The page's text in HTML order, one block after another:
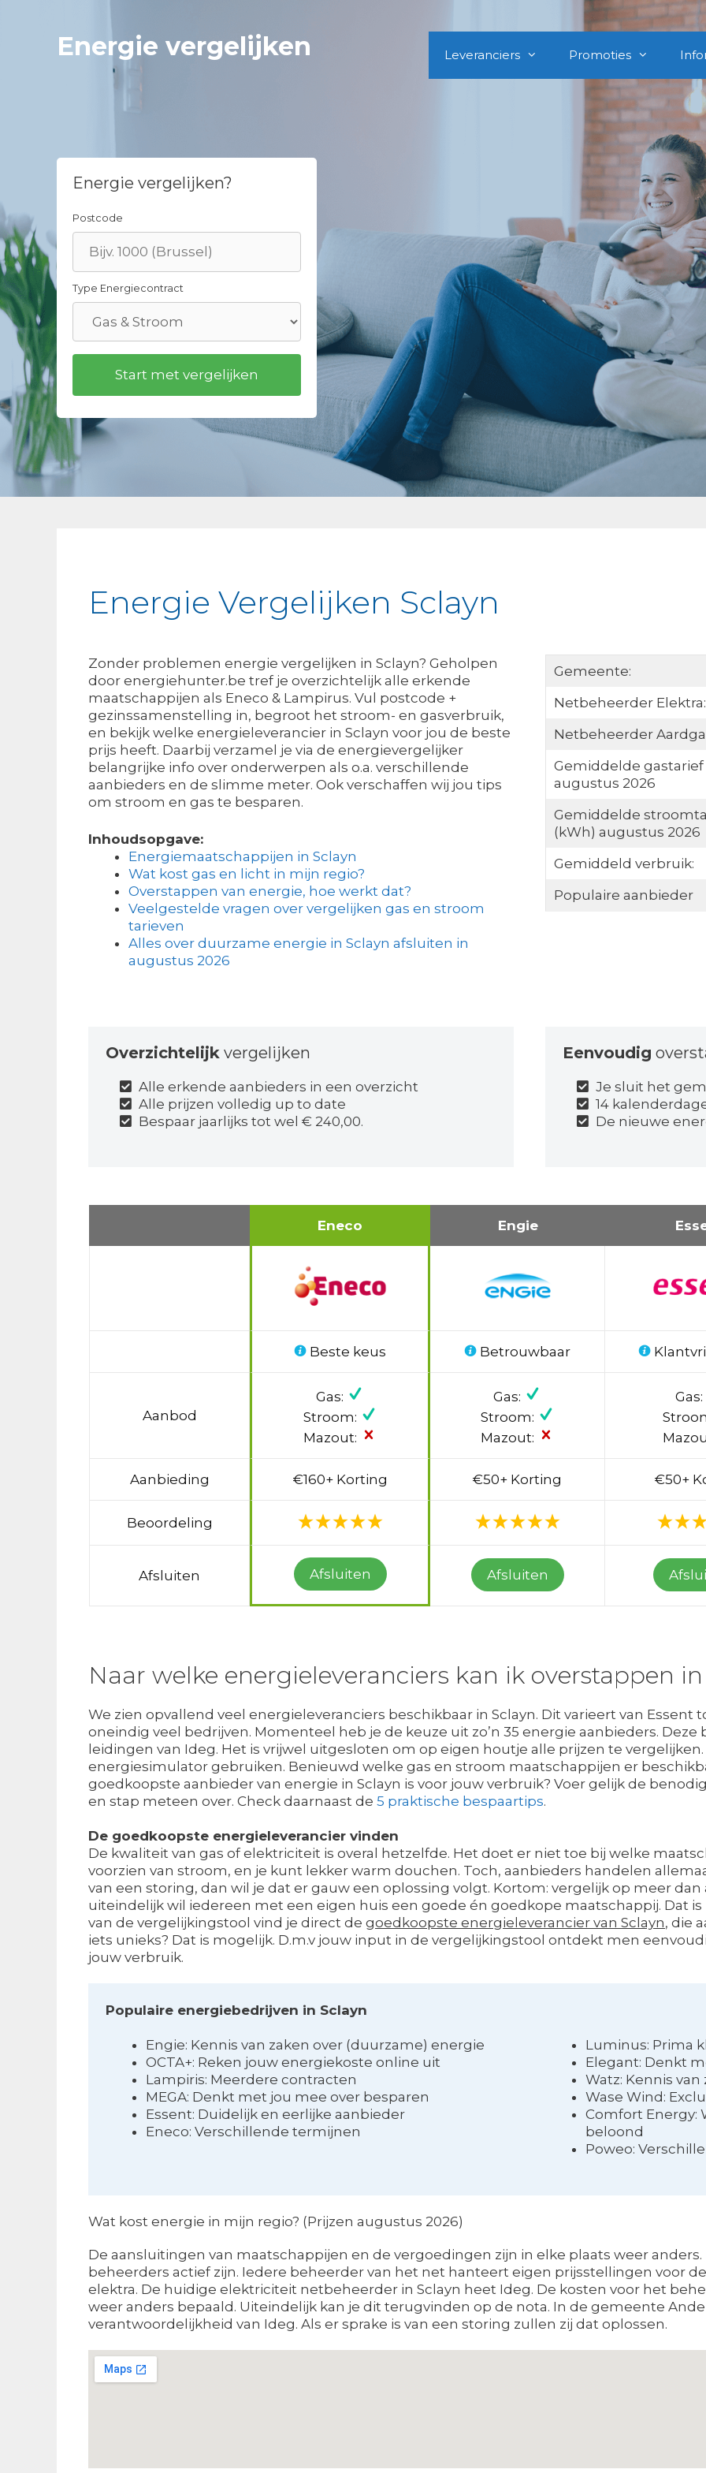
Energie vergelijken Leveranciers Promoties
Energie vergelijken?
Postcode
Type Energiecontract
Energie Vergelijken Sclayn
Zonder problemen energie vergelijken in Sclayn? Geholpen
door energiehunter.be tref je overzichtelijk alle erkende
maatschappijen als Eneco & Lampirus. Vul postcode +
gezinssamenstelling in, begroot het stroom- en gasverbruik,
en bekijk welke energieleverancier in Sclayn voor jou de beste
prijs heeft. Daarbij verzamel je via de energievergelijker
belangrijke info over onderwerpen als o.a. verschillende
aanbieders en de slimme meter. Ook verschaffen wij jou tips
om stroom en gas te besparen.
Inhoudsopgave:
Energiemaatschappijen in Sclayn
Wat kost gas en licht in mijn regio?
Overstappen van energie, hoe werkt dat?
Veelgestelde vragen over vergelijken gas en stroom
tarieven
Alles over duurzame energie in Sclayn afsluiten in
augustus 2026
Gemeente:
Netbeheerder Elektra:
Netbeheerder
Gemiddelde gastarief
augustus 2026
Gemiddelde
(kWh) augustus 2026
Gemiddeld verbruik:
Populaire aanbieder
Overzichtelijkvergelijken
Alle erkende aanbieders in een overzicht
Alle prijzen volledig up to date
Bespaar jaarlijks tot wel € 240,00.
Eenvoudig
Je sluit het
14
De nieuwe
Eneco Engie
Beste keus Betrouwbaar
Aanbod
Gas:
Stroom:
Mazout:
Gas:
Stroom:
Mazout:
Gas:
Aanbieding €160+ Korting €50+ Korting €50+
Beoordeling
Afsluiten Afsluiten Afsluiten
Naar welke energieleveranciers kan ik overstappen in
We zien opvallend veel energieleveranciers beschikbaar in Sclayn. Dit varieert van
oneindig veel bedrijven. Momenteel heb je de keuze uit zo’n 35 energie aanbieders.
leidingen van Ideg. Het is vrijwel uitgesloten om op eigen houtje alle prijzen te
energiesimulator gebruiken. Benieuwd welke gas en stroom maatschappijen er
goedkoopste aanbieder van energie in Sclayn is voor jouw verbruik? Voer gelijk de
en stap meteen over. Check daarnaast de 5 praktische bespaartips.
De goedkoopste energieleverancier vinden
De kwaliteit van gas of elektriciteit is overal hetzelfde. Het doet er niet toe bij welke
voorzien van stroom, en je kunt lekker warm douchen. Toch, aanbieders handelen
van een storing, dan wil je dat er gauw een oplossing volgt. Kortom: vergelijk op meer
uiteindelijk wil iedereen met een eigen huis een goede én goedkope maatschappij. Dat
van de vergelijkingstool vind je direct de goedkoopste energieleverancier van Sclayn, die
iets unieks? Dat is mogelijk. D.m.v jouw input in de vergelijkingstool ontdekt men
jouw verbruik.
Populaire energiebedrijven in Sclayn
Engie: Kennis van zaken over (duurzame) energie
OCTA+: Reken jouw energiekoste online uit
Lampiris: Meerdere contracten
MEGA: Denkt met jou mee over besparen
Essent: Duidelijk en eerlijke aanbieder
Eneco: Verschillende termijnen
Luminus: Prima
Elegant: Denkt
Watz: Kennis
Wase Wind:
Comfort Energy:
beloond
Poweo:
Wat kost energie in mijn regio? (Prijzen augustus 2026)
De aansluitingen van maatschappijen en de vergoedingen zijn in elke plaats weer
beheerders actief zijn. Iedere beheerder van het net hanteert eigen prijsstellingen voor
elektra. De huidige elektriciteit netbeheerder in Sclayn heet Ideg. De kosten voor het
weer anders bepaald. Uiteindelijk kan je dit terugvinden op de nota. In de gemeente
verantwoordelijkheid van Ideg. Als er sprake is van een storing zullen zij dat oplossen.